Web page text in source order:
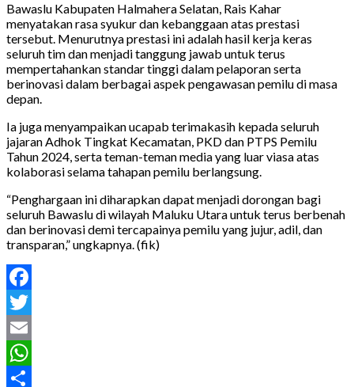
Bawaslu Kabupaten Halmahera Selatan, Rais Kahar
menyatakan rasa syukur dan kebanggaan atas prestasi
tersebut. Menurutnya prestasi ini adalah hasil kerja keras
seluruh tim dan menjadi tanggung jawab untuk terus
mempertahankan standar tinggi dalam pelaporan serta
berinovasi dalam berbagai aspek pengawasan pemilu di masa
depan.
Ia juga menyampaikan ucapab terimakasih kepada seluruh
jajaran Adhok Tingkat Kecamatan, PKD dan PTPS Pemilu
Tahun 2024, serta teman-teman media yang luar viasa atas
kolaborasi selama tahapan pemilu berlangsung.
“Penghargaan ini diharapkan dapat menjadi dorongan bagi
seluruh Bawaslu di wilayah Maluku Utara untuk terus berbenah
dan berinovasi demi tercapainya pemilu yang jujur, adil, dan
transparan,” ungkapnya. (fik)
Facebook
Twitter
Email
WhatsApp